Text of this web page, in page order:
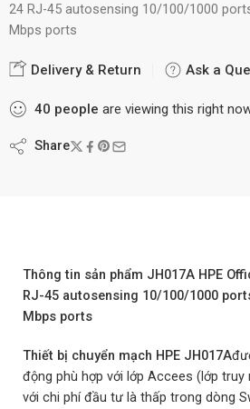
24 RJ-45 autosensing 10/100/1000
Mbps ports
Delivery & Return Ask a
40 people are viewing this right
Share
Thông tin sản phẩm JH017A HPE
RJ-45 autosensing 10/100/1000
Mbps ports
Thiết bị chuyển mạch HPE JH017A
động phù hợp với lớp Accees (lớp truy
với chi phí đầu tư là thấp trong dòng